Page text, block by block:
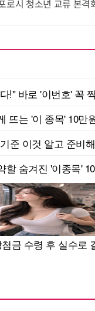
로시 청소년 교류 본